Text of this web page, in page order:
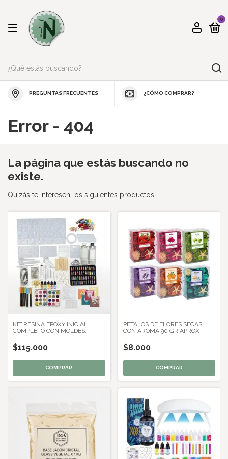
0
PREGUNTAS FRECUENTES ¿CÓMO COMPRAR?
Error - 404
La página que estás buscando no
existe.
Quizás te interesen los siguientes productos.
KIT RESINA EPOXY INICIAL
COMPLETO CON MOLDES
$115.000
PETALOS DE FLORES SECAS
CON AROMA 90 GR APROX
$8.000
COMPRAR